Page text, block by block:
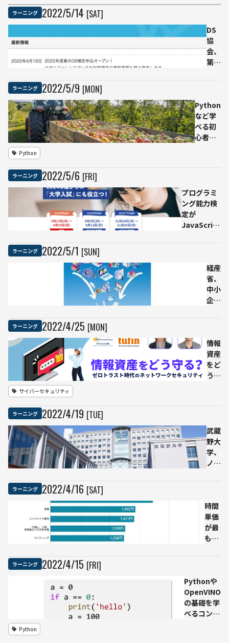
ラーニング 2022/5/14 [SAT]
DS
協
会、
第2
サイ
エン
ティ
スト
ベ
ル」
申し
ラーニング 2022/5/9 [MON]
Python
など学
べる初
心者向
明星大
学が主
催
Python
ラーニング 2022/5/6 [FRI]
プログラミ
ング能力検
定が
JavaScript
ルを開始
「情報」科
目の土台作
ラーニング 2022/5/1 [SUN]
経産
省、
中小
企業
に向
けた
「手
引
ガイ
ドブ
ッ
ク」
の取
り組
み事
例や
紹介
ラーニング 2022/4/25 [MON]
情報
資産
をど
う守
時代
のネ
ット
ワー
ィ
サイバーセキュリティ
ラーニング 2022/4/19 [TUE]
武蔵
野大
学、
ノー
を導
入し
た
DX
を開
講
全学
部生
ラーニング 2022/4/16 [SAT]
時間
単価
が最
も高
グラ
ミン
グ 時
間単
ラーニング 2022/4/15 [FRI]
Pythonや
OpenVINO
の基礎を学
べるコンテ
Python